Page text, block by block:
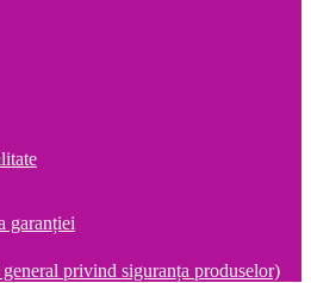
garanției
privind siguranța produselor)